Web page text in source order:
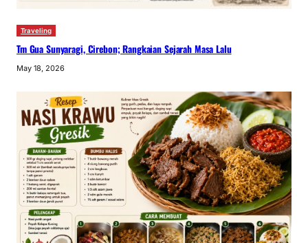
Traveling
Tm Gua Sunyaragi, Cirebon; Rangkaian Sejarah Masa Lalu
May 18, 2026